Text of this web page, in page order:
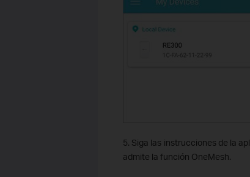
5. Siga las instrucciones de la
admite la función OneMesh.